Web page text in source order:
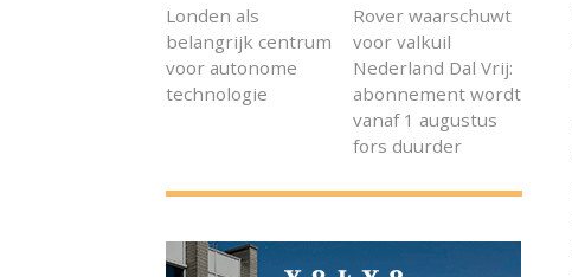
Londen als
belangrijk centrum
voor autonome
technologie
Rover waarschuwt
voor valkuil
Nederland Dal Vrij:
abonnement wordt
vanaf 1 augustus
fors duurder